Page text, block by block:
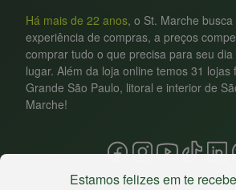
Há mais de 22 anos, o St. Marche
experiência de compras, a preços
comprar tudo o que precisa para seu
lugar. Além da loja online temos 31 lojas
Grande São Paulo, litoral e interior de
Marche!
Estamos felizes em te